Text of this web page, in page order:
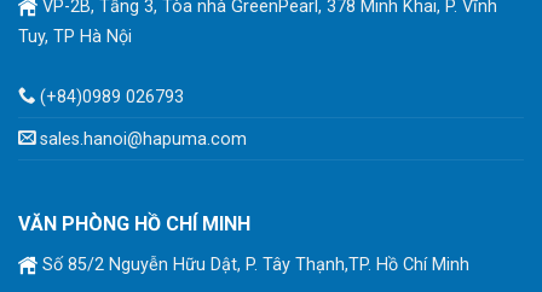
VP-2B, Tầng 3, Tòa nhà GreenPearl, 378 Minh Khai, P. Vĩnh
Tuy, TP Hà Nội
(+84)0989 026793
sales.hanoi@hapuma.com
VĂN PHÒNG HỒ CHÍ MINH
Số 85/2 Nguyễn Hữu Dật, P. Tây Thạnh,TP. Hồ Chí Minh